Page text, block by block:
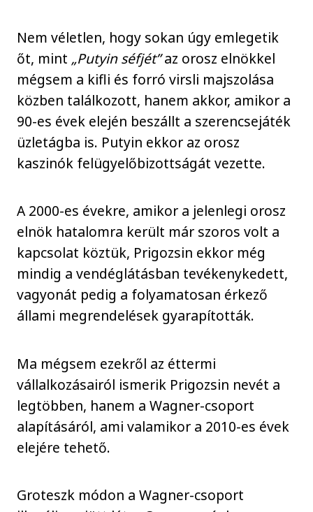
Nem véletlen, hogy sokan úgy emlegetik
őt, mint „Putyin séfjét”az orosz elnökkel
mégsem a kifli és forró virsli majszolása
közben találkozott, hanem akkor, amikor a
90-es évek elején beszállt a szerencsejáték
üzletágba is. Putyin ekkor az orosz
kaszinók felügyelőbizottságát vezette.
A 2000-es évekre, amikor a jelenlegi orosz
elnök hatalomra került már szoros volt a
kapcsolat köztük, Prigozsin ekkor még
mindig a vendéglátásban tevékenykedett,
vagyonát pedig a folyamatosan érkező
állami megrendelések gyarapították.
Ma mégsem ezekről az éttermi
vállalkozásairól ismerik Prigozsin nevét a
legtöbben, hanem a Wagner-csoport
alapításáról, ami valamikor a 2010-es évek
elejére tehető.
Groteszk módon a Wagner-csoport